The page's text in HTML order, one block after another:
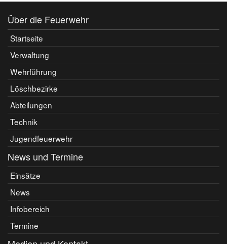
Über die Feuerwehr
Startseite
Verwaltung
Wehrführung
Löschbezirke
Abteilungen
Technik
Jugendfeuerwehr
News und Termine
Einsätze
News
Infobereich
Termine